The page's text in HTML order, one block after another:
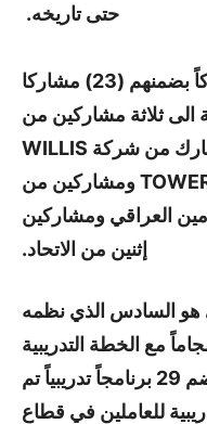
حتى تاريخه.
وشارك في البرنامج (31) مشاركاً بضمنهم (23) مشاركا
الى ثلاثة مشاركين من
البنك المركزي الاردني ومشارك من شركة WILLIS
TOWERS WATSON EGYPT SAE ومشاركين من
العراقي ومشاركين
إثنين من الاتحاد.
هو السادس الذي نظمه
منذ مطلع عام 2022 انسجاماً مع الخطة التدريبية
للاتحاد لعام 2022 والتي تضم 29 برنامجاً تدريبياً تم
للعاملين في قطاع